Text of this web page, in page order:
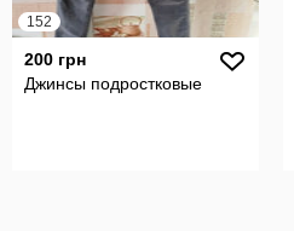
152
200 грн
Джинсы подростковые